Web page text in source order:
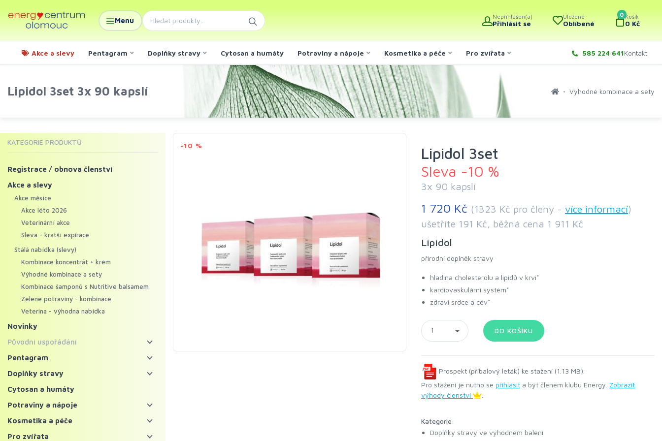
Menu Nepřihlášen(a)
Přihlásit se
Uložené
Oblíbené
0 Košík
0 Kč
Akce a slevy Pentagram Doplňky stravy Cytosan a humáty Potraviny a nápoje Kosmetika a péče Pro zvířata 585 224 641Kontakt
Lipidol 3set 3x 90 kapslí Výhodné kombinace a sety
-10 %
Lipidol 3set
Sleva -10 %
3x 90 kapslí
1 720 Kč (1323 Kč pro členy - více informací)
ušetříte 191 Kč, běžná cena 1 911 Kč
Lipidol
přírodní doplněk stravy
hladina cholesterolu a lipidů v krvi*
kardiovaskulární systém*
zdraví srdce a cév*
Prospekt (příbalový leták) ke stažení (1.13 MB).
Pro stažení je nutno se přihlásit a být členem klubu Energy. Zobrazit
výhody členství
Kategorie:
Doplňky stravy ve výhodném balení
KATEGORIE PRODUKTŮ
Registrace / obnova členství
Akce a slevy
Akce měsíce
Akce léto 2026
Veterinární akce
Sleva - kratší expirace
Stálá nabídka (slevy)
Kombinace koncentrát + krém
Výhodné kombinace a sety
Kombinace šamponů s Nutritive balsamem
Zelené potraviny - kombinace
Veterina - výhodná nabídka
Novinky
Původní uspořádání
Energy food
Pentagram - bylinné koncentráty
Pentagram
Koncentráty
Krémy
Doplňky stravy
Bylinné koncentráty
Probiotika a trávení
Cytosan a humáty
Potraviny a nápoje
Zelené potraviny
Bylinné čaje a nápoje
Kosmetika a péče
Pleť
Pro zvířata